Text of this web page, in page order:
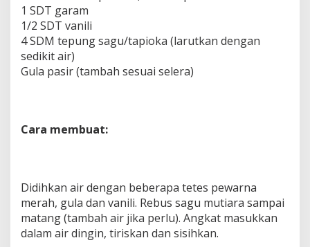
1 SDT garam
1/2 SDT vanili
4 SDM tepung sagu/tapioka (larutkan dengan
sedikit air)
Gula pasir (tambah sesuai selera)
Cara membuat:
Didihkan air dengan beberapa tetes pewarna
merah, gula dan vanili. Rebus sagu mutiara sampai
matang (tambah air jika perlu). Angkat masukkan
dalam air dingin, tiriskan dan sisihkan.